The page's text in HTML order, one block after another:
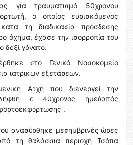
για τραυματισμό 50χρονου
ο οποίος ευρισκόμενος
τη διαδικασία πρόσδεσης
όχημα, έχασε την ισορροπία του
δεξί γόνατο.
στο Γενικό Νοσοκομείο
ιατρικών εξετάσεων.
Αρχή που διενεργεί την
ο 40χρονος ημεδαπός
.
ανασύρθηκε μεσημβρινές ώρες
τη θαλάσσια περιοχή Τσόπα